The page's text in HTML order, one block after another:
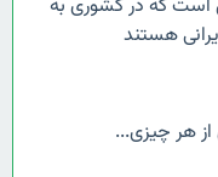
است که در کشوری به
هستند
هر چیزی...